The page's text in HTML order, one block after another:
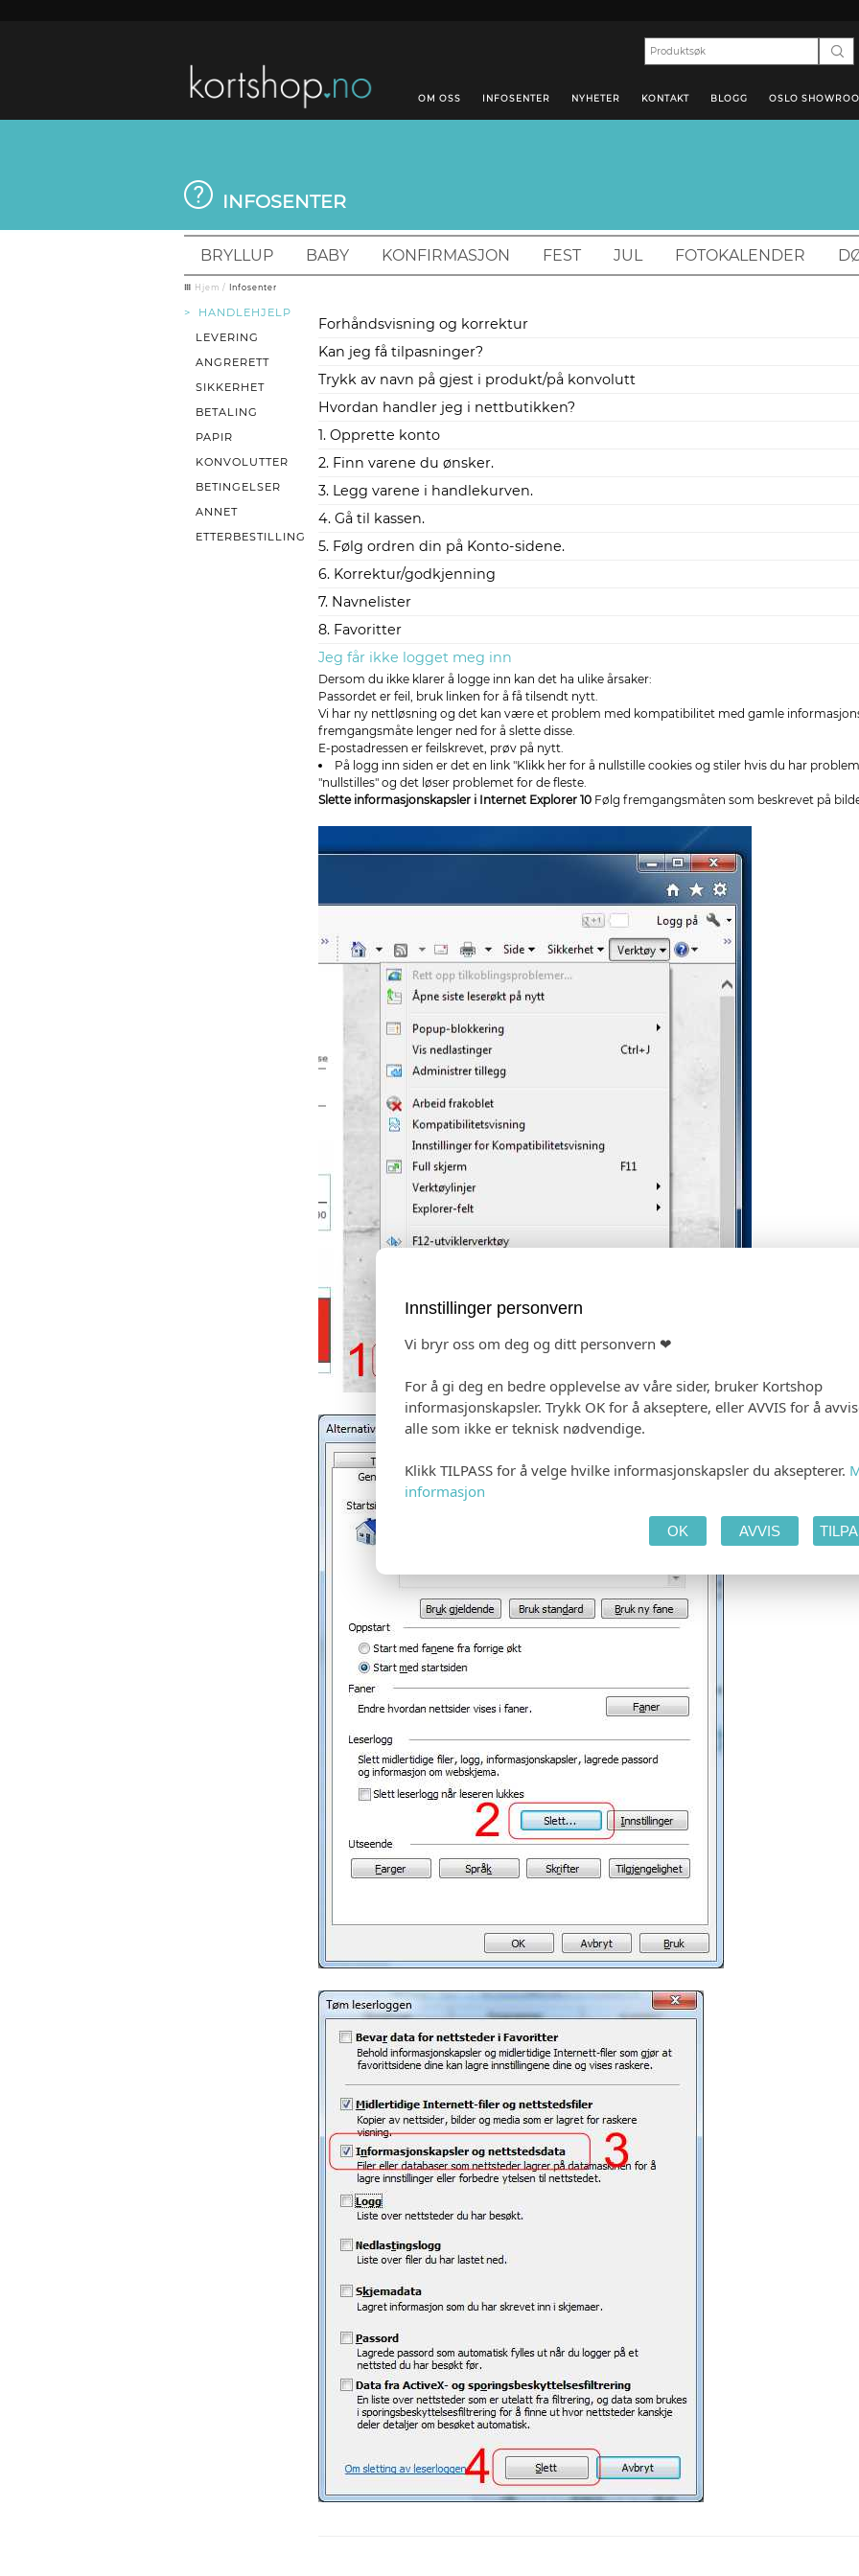
OM OSS INFOSENTER NYHETER KONTAKT BLOGG OSLO
INFOSENTER
BRYLLUP BABY KONFIRMASJON FEST JUL FOTOKALENDER
Hjem / Infosenter
> HANDLEHJELP
LEVERING
ANGRERETT
SIKKERHET
BETALING
PAPIR
KONVOLUTTER
BETINGELSER
ANNET
ETTERBESTILLING
Forhåndsvisning og korrektur
Kan jeg få tilpasninger?
Trykk av navn på gjest i produkt/på konvolutt
Hvordan handler jeg i nettbutikken?
1. Opprette konto
2. Finn varene du ønsker.
3. Legg varene i handlekurven.
4. Gå til kassen.
5. Følg ordren din på Konto-sidene.
6. Korrektur/godkjenning
7. Navnelister
8. Favoritter
Jeg får ikke logget meg inn
Dersom du ikke klarer å logge inn kan det ha ulike årsaker:
Passordet er feil, bruk linken for å få tilsendt nytt.
Vi har ny nettløsning og det kan være et problem med kompatibilitet med gamle
fremgangsmåte lenger ned for å slette disse.
E-postadressen er feilskrevet, prøv på nytt.
På logg inn siden er det en link "Klikk her for å nullstille cookies og stiler hvis du har
"nullstilles" og det løser problemet for de fleste.
Slette informasjonskapsler i Internet Explorer 10 Følg fremgangsmåten som beskrevet på
Innstillinger personvern
Vi bryr oss om deg og ditt personvern ❤
For å gi deg en bedre opplevelse av våre sider, bruker Kortshop
informasjonskapsler. Trykk OK for å akseptere, eller AVVIS for å
alle som ikke er teknisk nødvendige.
Klikk TILPASS for å velge hvilke informasjonskapsler du aksepterer.
informasjon
OK AVVIS